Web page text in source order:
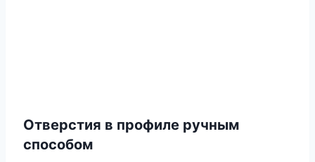
Отверстия в профиле ручным
способом